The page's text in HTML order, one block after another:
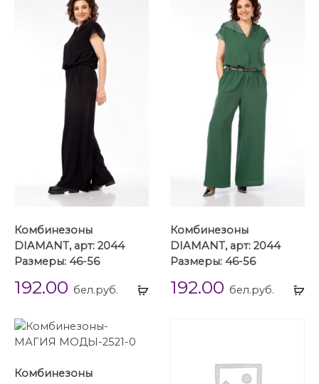
Выбрать
Комбинезоны
DIAMANT, арт: 2044
Размеры: 46-56
192.00 бел.руб.
Комбинезоны
DIAMANT, арт: 2044
Размеры: 46-56
192.00 бел.руб.
Комбинезоны